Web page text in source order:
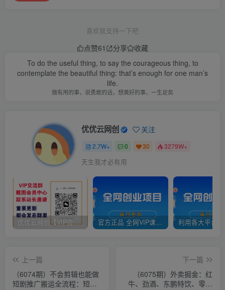
喜欢就支持一下吧
点赞61 分享
收藏
To do the useful thing, to say the courageous thing, to
contemplate the beautiful thing: that’s enough for one man’s
life.
做有用的事，说勇敢的话，想美好的事，一生足矣
优优云网创 关注
2.7W+ 0 30 3279W+
天生我才必有用
优优云网创【VIP会员专属交流群】 官方正品 全网VIP课程 无损下载~
上一篇
（6074期）不会剪辑也能做
短剧推广搬运全流程：短剧
下一篇
（6075期）外卖掘金：红
牛、劲酒、东鹏特饮、零食